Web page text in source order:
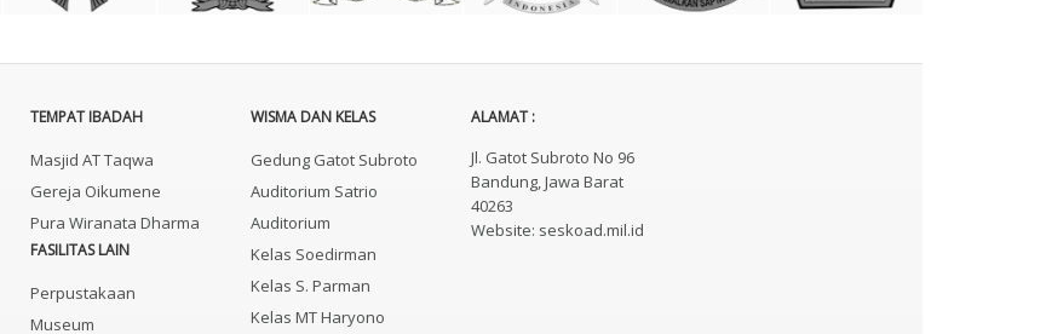
TEMPAT IBADAH
Masjid AT Taqwa
Gereja Oikumene
Pura Wiranata Dharma
FASILITAS LAIN
Perpustakaan
Museum
WISMA DAN KELAS
Gedung Gatot Subroto
Auditorium Satrio
Auditorium
Kelas Soedirman
Kelas S. Parman
Kelas MT Haryono
ALAMAT :
Jl. Gatot Subroto No 96
Bandung, Jawa Barat
40263
Website: seskoad.mil.id